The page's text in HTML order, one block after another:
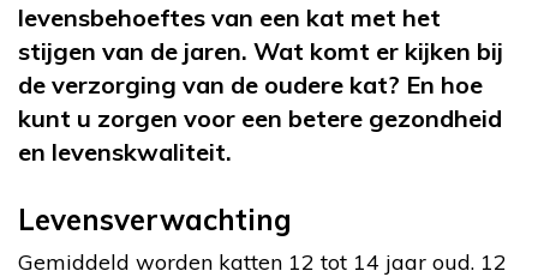
levensbehoeftes van een kat met het
stijgen van de jaren. Wat komt er kijken bij
de verzorging van de oudere kat? En hoe
kunt u zorgen voor een betere gezondheid
en levenskwaliteit.
Levensverwachting
Gemiddeld worden katten 12 tot 14 jaar oud. 12